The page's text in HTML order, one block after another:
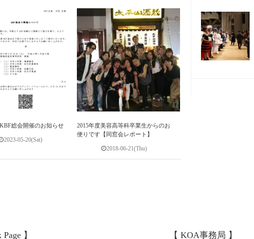
総会開催のお知らせ
2023-05-20(Sat)
2015年度美容高等科卒業生からのお
便りです【同窓会レポート】
2018-06-21(Thu)
】 【 KOA事務局 】